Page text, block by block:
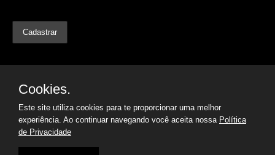
© 2019 Jorge Gomes
Cookies.
Este site utiliza cookies para te proporcionar uma melhor
experiência. Ao continuar navegando você aceita nossa Política
de Privacidade